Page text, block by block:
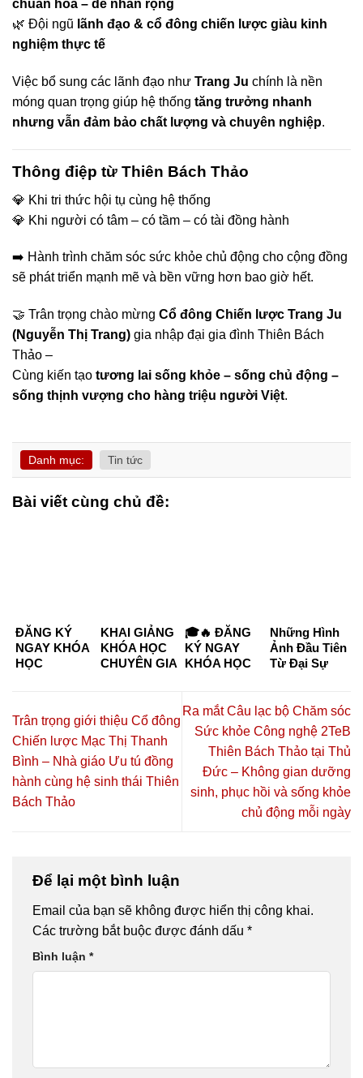
chuẩn hóa – dễ nhân rộng
🌿 Đội ngũ lãnh đạo & cổ đông chiến lược giàu kinh
nghiệm thực tế
Việc bổ sung các lãnh đạo như Trang Ju chính là nền
móng quan trọng giúp hệ thống tăng trưởng nhanh
nhưng vẫn đảm bảo chất lượng và chuyên nghiệp.
Thông điệp từ Thiên Bách Thảo
💎 Khi tri thức hội tụ cùng hệ thống
💎 Khi người có tâm – có tầm – có tài đồng hành
➡️ Hành trình chăm sóc sức khỏe chủ động cho cộng đồng
sẽ phát triển mạnh mẽ và bền vững hơn bao giờ hết.
🤝 Trân trọng chào mừng Cổ đông Chiến lược Trang Ju
(Nguyễn Thị Trang) gia nhập đại gia đình Thiên Bách
Thảo –
Cùng kiến tạo tương lai sống khỏe – sống chủ động –
sống thịnh vượng cho hàng triệu người Việt.
Danh mục: Tin tức
Bài viết cùng chủ đề:
ĐĂNG KÝ
NGAY KHÓA
HỌC
K6 & K7
KHAI GIẢNG
KHÓA HỌC
CHUYÊN GIA
SỨC KHỎE
CHỦ ĐỘNG
2026 TẠI TP.
MINH – CƠ
🎓🔥 ĐĂNG
KÝ NGAY
KHÓA HỌC
SINH –
CHĂM SÓC
SỨC KHỎE
CHỦ ĐỘNG
2026 🔥🎓
Những Hình
Ảnh Đầu Tiên
Từ Đại Sự
– Đồng Hành
Thịnh
Vượng”
Trân trọng giới thiệu Cổ đông
Chiến lược Mạc Thị Thanh
Bình – Nhà giáo Ưu tú đồng
hành cùng hệ sinh thái Thiên
Bách Thảo
Ra mắt Câu lạc bộ Chăm sóc
Sức khỏe Công nghệ 2TeB
Thiên Bách Thảo tại Thủ
Đức – Không gian dưỡng
sinh, phục hồi và sống khỏe
chủ động mỗi ngày
Để lại một bình luận
Email của bạn sẽ không được hiển thị công khai.
Các trường bắt buộc được đánh dấu *
Bình luận *